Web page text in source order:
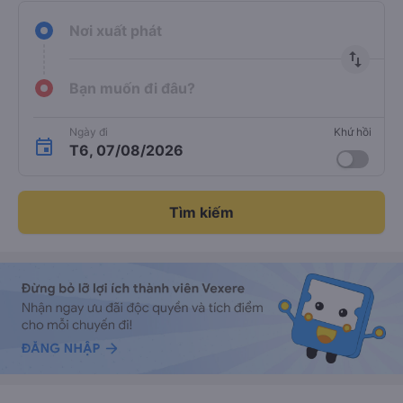
Nơi xuất phát
import_export
Bạn muốn đi đâu?
Ngày đi
T6, 07/08/2026
Khứ hồi
Tìm kiếm